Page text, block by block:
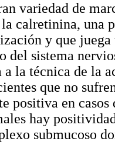
variedad de
calretinina, una
y que
del sistema
la técnica de la
que no
positiva en casos
hay
submucoso